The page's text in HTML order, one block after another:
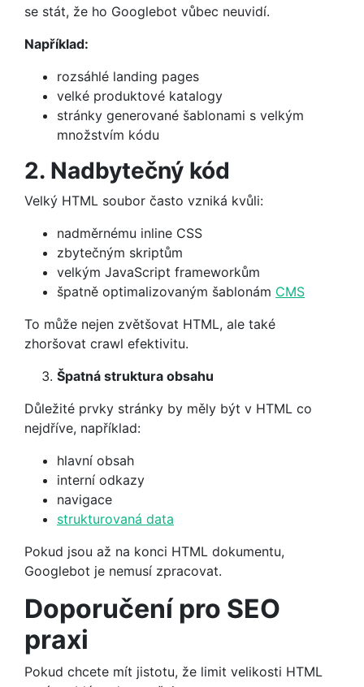
se stát, že ho Googlebot vůbec neuvidí.
Například:
rozsáhlé landing pages
velké produktové katalogy
stránky generované šablonami s velkým
množstvím kódu
2. Nadbytečný kód
Velký HTML soubor často vzniká kvůli:
nadměrnému inline CSS
zbytečným skriptům
velkým JavaScript frameworkům
špatně optimalizovaným šablonám CMS
To může nejen zvětšovat HTML, ale také
zhoršovat crawl efektivitu.
Špatná struktura obsahu
Důležité prvky stránky by měly být v HTML co
nejdříve, například:
hlavní obsah
interní odkazy
navigace
strukturovaná data
Pokud jsou až na konci HTML dokumentu,
Googlebot je nemusí zpracovat.
Doporučení pro SEO
praxi
Pokud chcete mít jistotu, že limit velikosti HTML